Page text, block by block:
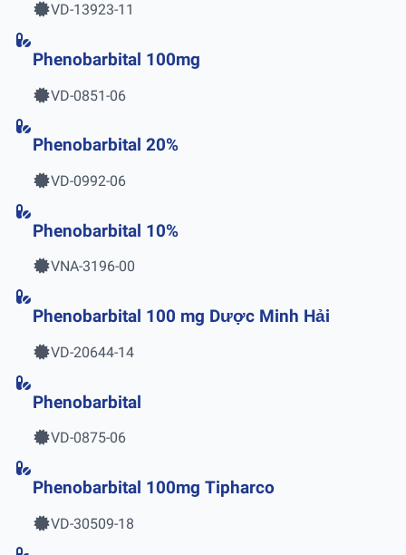
VD-13923-11
Phenobarbital 100mg
VD-0851-06
Phenobarbital 20%
VD-0992-06
Phenobarbital 10%
VNA-3196-00
Phenobarbital 100 mg Dược Minh Hải
VD-20644-14
Phenobarbital
VD-0875-06
Phenobarbital 100mg Tipharco
VD-30509-18